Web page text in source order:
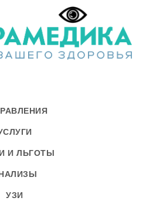
И ЛЬГОТЫ
УЗИ